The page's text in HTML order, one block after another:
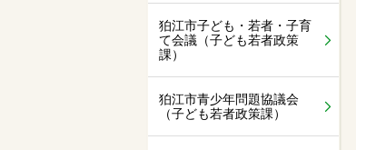
狛江市子ども・若者・子育
て会議（子ども若者政策
課）
狛江市青少年問題協議会
（子ども若者政策課）